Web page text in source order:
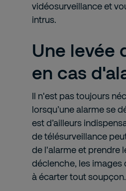
vidéosurveillance et
intrus.
Une levée
en cas
Il n'est pas toujours
lorsqu’une alarme se
est d’ailleurs
de télésurveillance
de l'alarme et prendre
déclenche, les images
à écarter tout soupçon.